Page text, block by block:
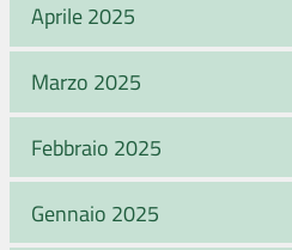
Aprile 2025
Marzo 2025
Febbraio 2025
Gennaio 2025